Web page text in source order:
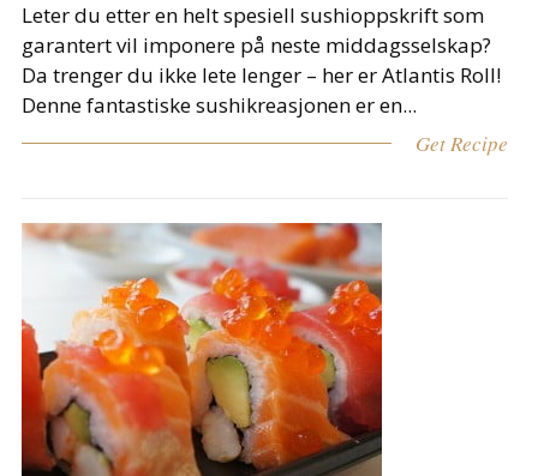
Leter du etter en helt spesiell sushioppskrift som
garantert vil imponere på neste middagsselskap?
Da trenger du ikke lete lenger – her er Atlantis Roll!
Denne fantastiske sushikreasjonen er en...
Get Recipe